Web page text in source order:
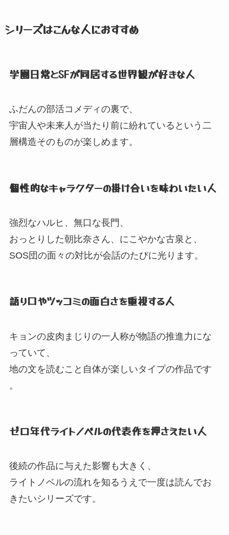
シリーズはこんな人におすすめ
学園日常とSFが同居する世界観が好きな人
ふだんの部活コメディの裏で、
宇宙人や未来人が当たり前に紛れているという二
層構造そのものが楽しめます。
個性的なキャラクターの掛け合いを味わいたい人
強烈なハルヒ、 無口な長門、
おっとりした朝比奈さん、 にこやかな古泉と、
SOS団の面々の対比が会話のたびに光ります。
語り口やツッコミの面白さを重視する人
キョンの皮肉まじりの一人称が物語の推進力にな
っていて、
地の文を読むこと自体が楽しいタイプの作品です
。
ゼロ年代ライトノベルの代表作を押さえたい人
後続の作品に与えた影響も大きく、
ライトノベルの流れを知るうえで一度は読んでお
きたいシリーズです。